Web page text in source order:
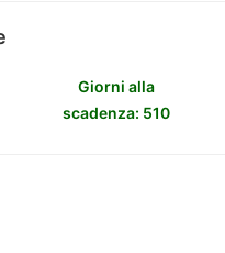
Giorni alla
scadenza: 510